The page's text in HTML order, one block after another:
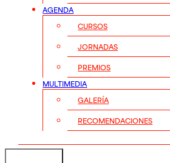
AGENDA
CURSOS
JORNADAS
PREMIOS
MULTIMEDIA
GALERÍA
RECOMENDACIONES